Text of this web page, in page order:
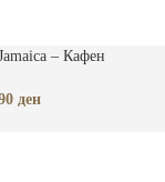
– Кафен
ден